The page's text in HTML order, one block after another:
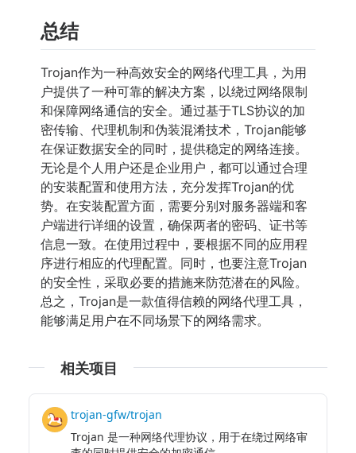
总结
Trojan作为一种高效安全的网络代理工具，为用
户提供了一种可靠的解决方案，以绕过网络限制
和保障网络通信的安全。通过基于TLS协议的加
密传输、代理机制和伪装混淆技术，Trojan能够
在保证数据安全的同时，提供稳定的网络连接。
无论是个人用户还是企业用户，都可以通过合理
的安装配置和使用方法，充分发挥Trojan的优
势。在安装配置方面，需要分别对服务器端和客
户端进行详细的设置，确保两者的密码、证书等
信息一致。在使用过程中，要根据不同的应用程
序进行相应的代理配置。同时，也要注意Trojan
的安全性，采取必要的措施来防范潜在的风险。
总之，Trojan是一款值得信赖的网络代理工具，
能够满足用户在不同场景下的网络需求。
相关项目
trojan-gfw/trojan
Trojan 是一种网络代理协议，用于在绕过网络审